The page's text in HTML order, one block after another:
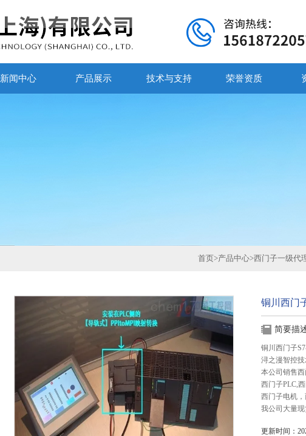
新闻中心 产品展示 技术与支持 荣誉资质
首页>产品中心>西门子一级代
铜川西门
简要描
铜川西门子
浔之漫智控
本公司销售
西门子PLC,
西门子电机
我公司大量
更新时间：